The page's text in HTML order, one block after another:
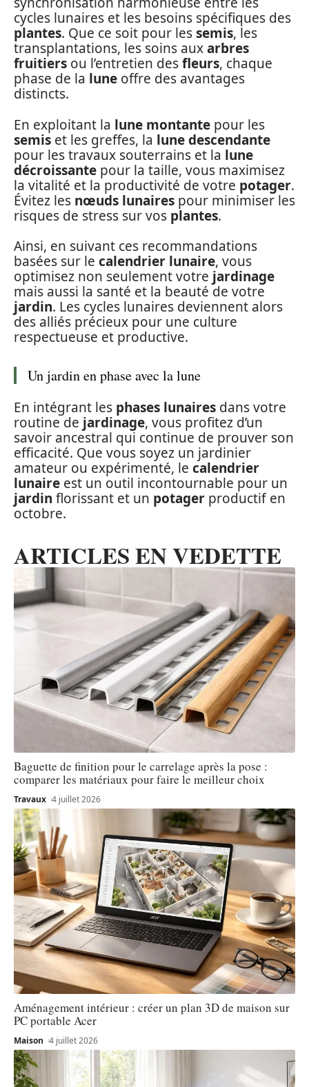
cycles lunaires et les besoins spécifiques des
plantes. Que ce soit pour lessemis, les
transplantations, les soins auxarbres
fruitiers ou l’entretien desfleurs, chaque
phase de la lune offre des avantages
distincts.
En exploitant la lune montante pour les
semis et les greffes, la lune descendante
pour les travaux souterrains et la lune
décroissante pour la taille, vous maximisez
la vitalité et la productivité de votre potager.
Évitez les nœuds lunaires pour minimiser les
risques de stress sur vos plantes.
Ainsi, en suivant ces recommandations
basées sur le calendrier lunaire, vous
optimisez non seulement votre jardinage
mais aussi la santé et la beauté de votre
jardin. Les cycles lunaires deviennent alors
des alliés précieux pour une culture
respectueuse et productive.
Un jardin en phase avec la lune
En intégrant les phases lunaires dans votre
routine de jardinage, vous profitez d’un
savoir ancestral qui continue de prouver son
efficacité. Que vous soyez un jardinier
amateur ou expérimenté, le calendrier
lunaire est un outil incontournable pour un
jardin florissant et un potager productif en
octobre.
ARTICLES EN VEDETTE
Baguette de finition pour le carrelage après la pose :
comparer les matériaux pour faire le meilleur choix
Travaux 4 juillet 2026
Aménagement intérieur : créer un plan 3D de maison sur
PC portable Acer
Maison 4 juillet 2026